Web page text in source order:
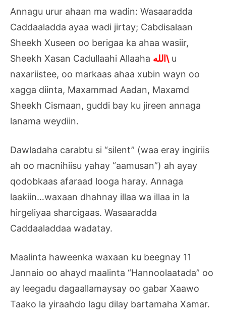
Annagu urur ahaan ma wadin: Wasaaradda
Caddaaladda ayaa wadi jirtay; Cabdisalaan
Sheekh Xuseen oo berigaa ka ahaa wasiir,
Sheekh Xasan Cadullaahi Allaaha
الله\ u
naxariistee, oo markaas ahaa xubin wayn oo
xagga diinta, Maxammad Aadan, Maxamd
Sheekh Cismaan, guddi bay ku jireen annaga
lanama weydiin.
Dawladaha carabtu si “silent” (waa eray ingiriis
ah oo macnihiisu yahay “aamusan”) ah ayay
qodobkaas afaraad looga haray. Annaga
laakiin…waxaan dhahnay illaa wa illaa in la
hirgeliyaa sharcigaas. Wasaaradda
Caddaaladdaa wadatay.
Maalinta haweenka waxaan ku beegnay 11
Jannaio oo ahayd maalinta “Hannoolaatada” oo
ay leegadu dagaallamaysay oo gabar Xaawo
Taako la yiraahdo lagu dilay bartamaha Xamar.